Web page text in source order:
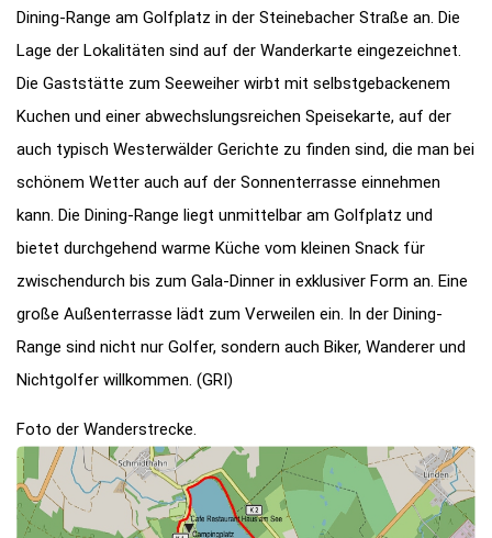
Dining-Range am Golfplatz in der Steinebacher Straße an. Die
Lage der Lokalitäten sind auf der Wanderkarte eingezeichnet.
Die Gaststätte zum Seeweiher wirbt mit selbstgebackenem
Kuchen und einer abwechslungsreichen Speisekarte, auf der
auch typisch Westerwälder Gerichte zu finden sind, die man bei
schönem Wetter auch auf der Sonnenterrasse einnehmen
kann. Die Dining-Range liegt unmittelbar am Golfplatz und
bietet durchgehend warme Küche vom kleinen Snack für
zwischendurch bis zum Gala-Dinner in exklusiver Form an. Eine
große Außenterrasse lädt zum Verweilen ein. In der Dining-
Range sind nicht nur Golfer, sondern auch Biker, Wanderer und
Nichtgolfer willkommen. (GRI)
Foto der Wanderstrecke.